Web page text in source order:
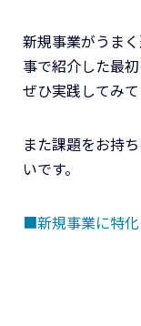
新規事業がうま
事で紹介した最
ぜひ実践してみて
また課題をお持
いです。
■新規事業に特